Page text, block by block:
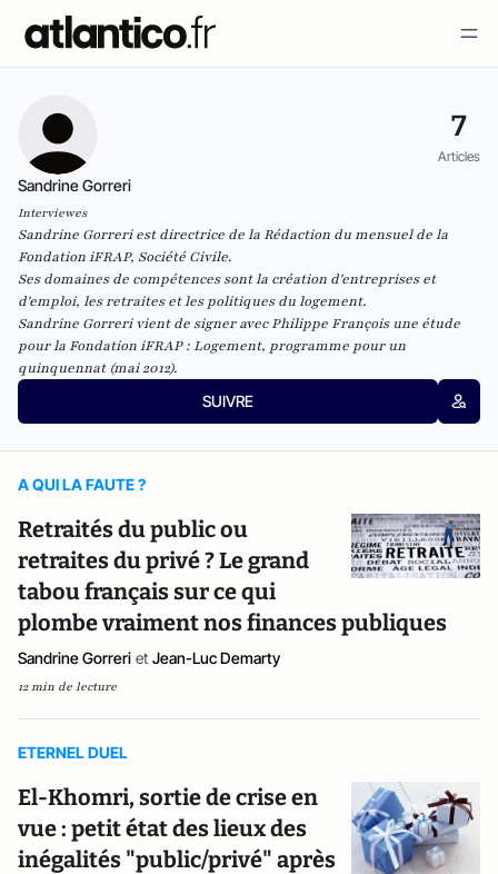
7
Articles
Sandrine Gorreri
Interviewes
Sandrine Gorreri est directrice de la Rédaction du mensuel de la
Fondation iFRAP, Société Civile.
Ses domaines de compétences sont la création d'entreprises et
d'emploi, les retraites et les politiques du logement.
Sandrine Gorreri vient de signer avec Philippe François une étude
pour la Fondation iFRAP :Logement, programme pour un
quinquennat(mai 2012).
SUIVRE
A QUI LA FAUTE ?
Retraités du public ou
retraites du privé ? Le grand
tabou français sur ce qui
plombe vraiment nos finances publiques
Sandrine Gorreri et Jean-Luc Demarty
12 min de lecture
ETERNEL DUEL
El-Khomri, sortie de crise en
vue : petit état des lieux des
inégalités "public/privé" après